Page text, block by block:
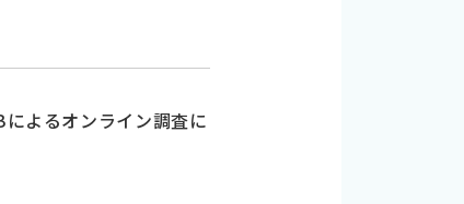
よるオンライン調査に